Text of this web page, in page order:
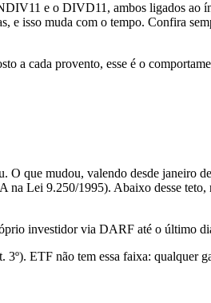
e o DIVD11, ambos ligados ao
e isso muda com o tempo. Confira
a cada provento, esse é o
O que mudou, valendo desde janeiro
na Lei 9.250/1995). Abaixo desse
investidor via DARF até o último
ETF não tem essa faixa: qualquer